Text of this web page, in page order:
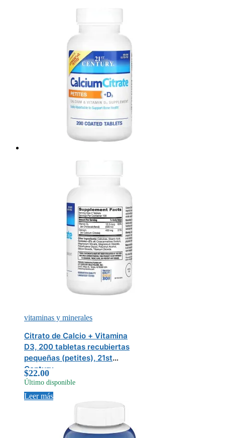
vitaminas y minerales
Citrato de Calcio + Vitamina
D3, 200 tabletas recubiertas
pequeñas (petites), 21st
Century
$22.00
Último disponible
Leer más